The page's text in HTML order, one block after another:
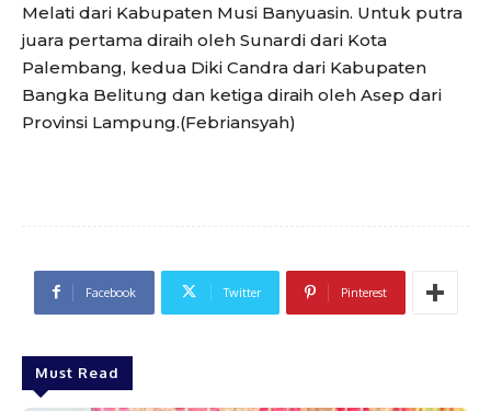
Melati dari Kabupaten Musi Banyuasin. Untuk putra
juara pertama diraih oleh Sunardi dari Kota
Palembang, kedua Diki Candra dari Kabupaten
Bangka Belitung dan ketiga diraih oleh Asep dari
Provinsi Lampung.(Febriansyah)
Facebook Twitter Pinterest
Must Read